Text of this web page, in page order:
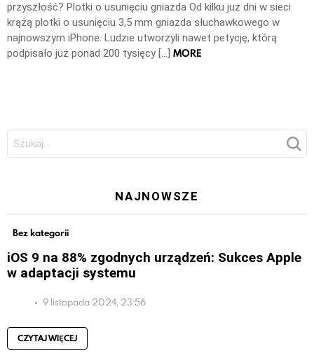
przyszłość? Plotki o usunięciu gniazda Od kilku już dni w sieci
krążą plotki o usunięciu 3,5 mm gniazda słuchawkowego w
najnowszym iPhone. Ludzie utworzyli nawet petycję, którą
podpisało już ponad 200 tysięcy […] MORE
Szukaj:
NAJNOWSZE
Bez kategorii
iOS 9 na 88% zgodnych urządzeń: Sukces Apple
w adaptacji systemu
9 listopada 2024, 23:56
CZYTAJ WIĘCEJ